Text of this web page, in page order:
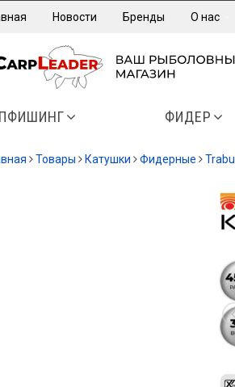
Новости Бренды О нас
ФИДЕР
Товары Катушки Фидерные
-